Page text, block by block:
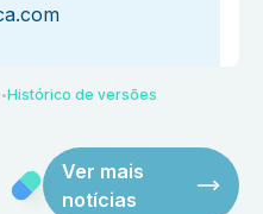
●Histórico de versões
Ver mais
notícias